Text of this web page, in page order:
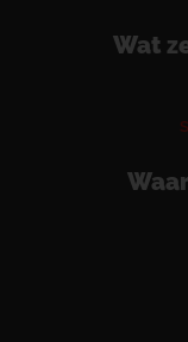
Wat